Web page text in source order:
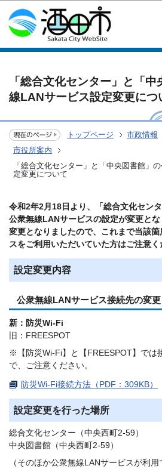
このページの本文
「総合文化センター」と「
線LANサービス設定変更につ
トップページ 市政情報
市役所案内
「総合文化センター」と「中央図書館」
定変更について
令和2年2月18日より、「総合文化セン
公衆無線LANサービスの設定が変更とな
変更となりましたので、これまで当該
スをご利用いただいていた方はご注意く
設定変更内容
公衆無線LANサービス接続先の変更
新：防災Wi-Fi
旧：FREESPOT
※【防災Wi-Fi】と【FREESPOT】では
で、ご注意ください。
防災Wi-Fi接続方法（PDF：309KB）
設定変更を行った場所
総合文化センター（中央西町2-59）
中央図書館（中央西町2-59）
（そのほか公衆無線LANサービスが利